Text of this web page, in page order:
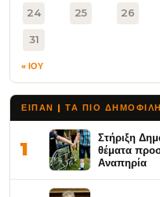
24 25 26
31
« ΙΟΥ
ΕΙΠΑΝ | ΤΑ ΠΙΟ ΔΗΜΟΦΙΛΉ
1
Στήριξη
θέματα
Αναπηρία